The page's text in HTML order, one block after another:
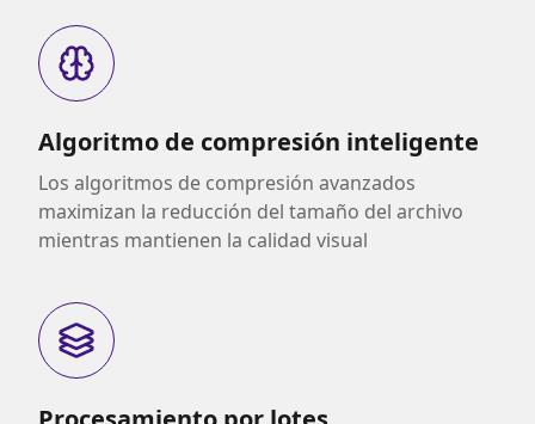
Algoritmo de compresión inteligente
Los algoritmos de compresión avanzados
maximizan la reducción del tamaño del archivo
mientras mantienen la calidad visual